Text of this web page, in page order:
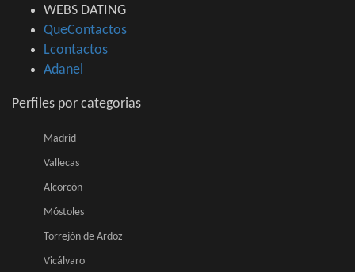
WEBS DATING
QueContactos
Lcontactos
Adanel
Perfiles por categorias
Madrid
Vallecas
Alcorcón
Móstoles
Torrejón de Ardoz
Vicálvaro